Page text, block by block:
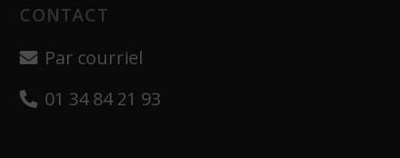
CONTACT
Par courriel
01 34 84 21 93